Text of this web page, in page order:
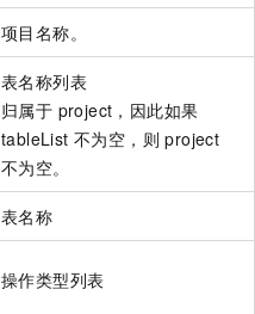
项目名称。
表名称列表
归属于 project，因此如果
tableList 不为空，则 project
不为空。
表名称
操作类型列表